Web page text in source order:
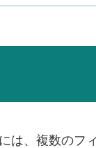
は、複数のフ